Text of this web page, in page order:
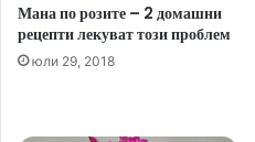
Мана по розите – 2 домашни
рецепти лекуват този проблем
юли 29, 2018